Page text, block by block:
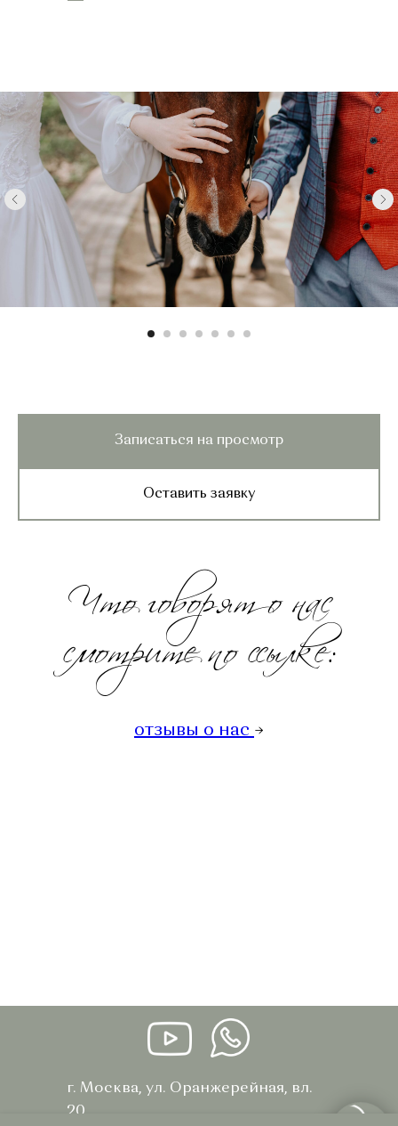
Записаться на просмотр
Оставить заявку
Что говорят о нас
смотрите по ссылке:
отзывы о нас →
г. Москва, ул. Оранжерейная, вл.
20